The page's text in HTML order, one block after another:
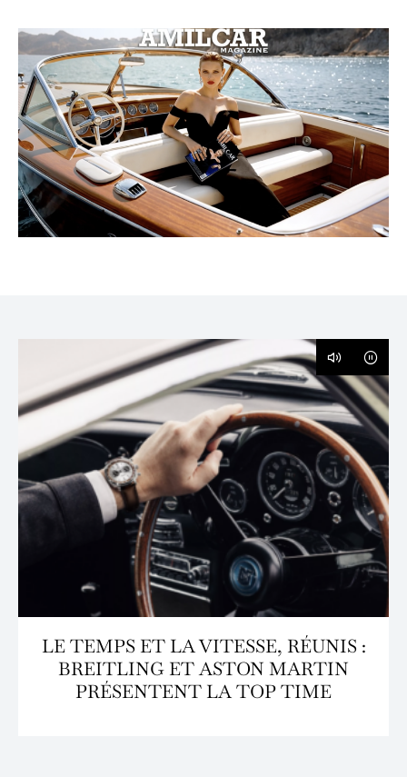
LE TEMPS ET LA VITESSE, RÉUNIS :
BREITLING ET ASTON MARTIN
PRÉSENTENT LA TOP TIME